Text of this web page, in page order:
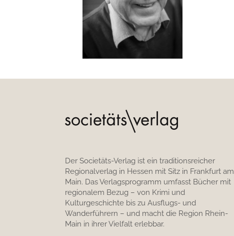
Der Societäts-Verlag ist ein traditionsreicher
Regionalverlag in Hessen mit Sitz in Frankfurt am
Main. Das Verlagsprogramm umfasst Bücher mit
regionalem Bezug – von Krimi und
Kulturgeschichte bis zu Ausflugs- und
Wanderführern – und macht die Region Rhein-
Main in ihrer Vielfalt erlebbar.